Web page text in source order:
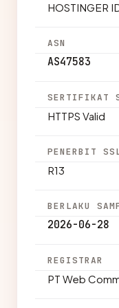
HOSTINGER
ASN
AS47583
SERTIFIKAT
HTTPS Valid
PENERBIT
R13
BERLAKU
2026-06-28
REGISTRAR
PT Web